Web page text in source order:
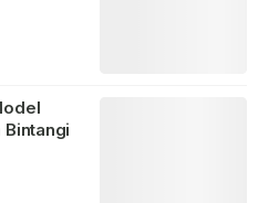
Bintangi